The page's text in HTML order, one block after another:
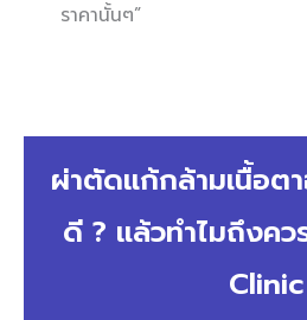
ราคานั้นๆ”
ผ่าตัดแก้กล้ามเนื้อต
ดี ? แล้วทำไมถึงค
Clinic